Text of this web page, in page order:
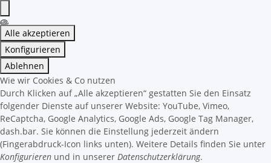
Alle akzeptieren
Konfigurieren
Ablehnen
Wie wir Cookies & Co nutzen
Durch Klicken auf „Alle akzeptieren“ gestatten Sie den Einsatz
folgender Dienste auf unserer Website: YouTube, Vimeo,
ReCaptcha, Google Analytics, Google Ads, Google Tag Manager,
dash.bar. Sie können die Einstellung jederzeit ändern
(Fingerabdruck-Icon links unten). Weitere Details finden Sie unter
Konfigurieren und in unserer Datenschutzerklärung.